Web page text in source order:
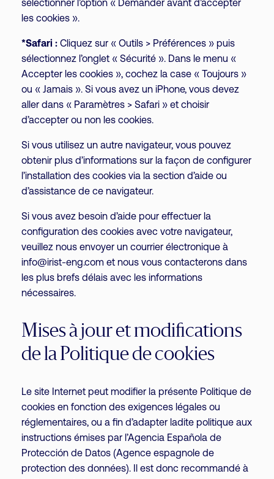
sélectionner l’option « Demander avant d’accepter
les cookies ».
*Safari : Cliquez sur « Outils > Préférences » puis
sélectionnez l’onglet « Sécurité ». Dans le menu «
Accepter les cookies », cochez la case « Toujours »
ou « Jamais ». Si vous avez un iPhone, vous devez
aller dans « Paramètres > Safari » et choisir
d’accepter ou non les cookies.
Si vous utilisez un autre navigateur, vous pouvez
obtenir plus d’informations sur la façon de configurer
l’installation des cookies via la section d’aide ou
d’assistance de ce navigateur.
Si vous avez besoin d’aide pour effectuer la
configuration des cookies avec votre navigateur,
veuillez nous envoyer un courrier électronique à
info@irist-eng.com et nous vous contacterons dans
les plus brefs délais avec les informations
nécessaires.
Mises à jour et modifications
de la Politique de cookies
Le site Internet peut modifier la présente Politique de
cookies en fonction des exigences légales ou
réglementaires, ou a fin d’adapter ladite politique aux
instructions émises par l’Agencia Española de
Protección de Datos (Agence espagnole de
protection des données). Il est donc recommandé à